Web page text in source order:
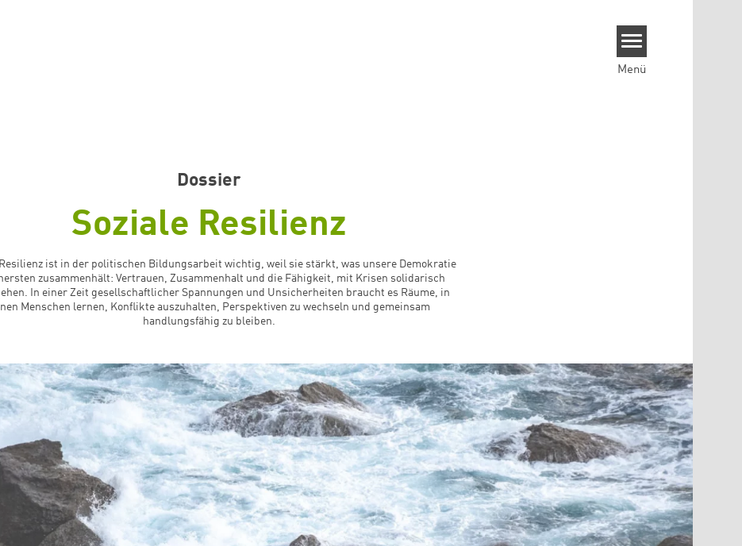
Menü
Dossier
Soziale Resilienz
ist in der politischen Bildungsarbeit wichtig, weil sie stärkt, was unsere Demokratie
zusammenhält: Vertrauen, Zusammenhalt und die Fähigkeit, mit Krisen solidarisch
In einer Zeit gesellschaftlicher Spannungen und Unsicherheiten braucht es Räume, in
Menschen lernen, Konflikte auszuhalten, Perspektiven zu wechseln und gemeinsam
handlungsfähig zu bleiben.